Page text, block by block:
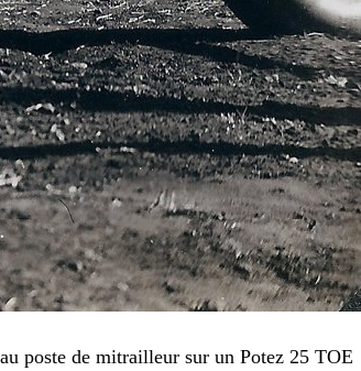
poste de mitrailleur sur un Potez 25 TOE